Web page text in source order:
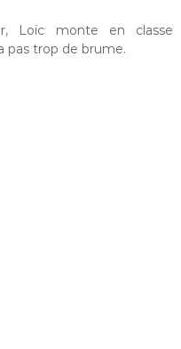
Loïc monte en classe
pas trop de brume.